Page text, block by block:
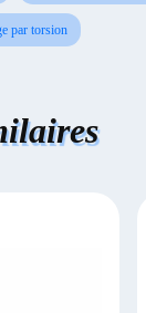
par torsion